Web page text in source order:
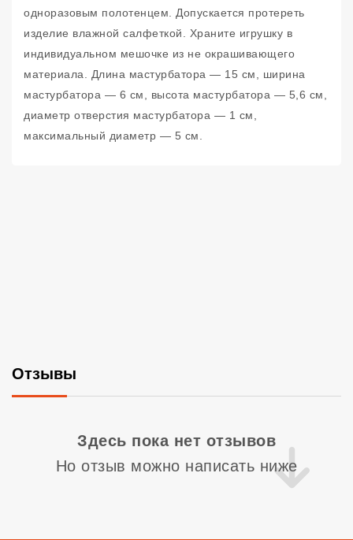
одноразовым полотенцем. Допускается протереть
изделие влажной салфеткой. Храните игрушку в
индивидуальном мешочке из не окрашивающего
материала. Длина мастурбатора — 15 см, ширина
мастурбатора — 6 см, высота мастурбатора — 5,6 см,
диаметр отверстия мастурбатора — 1 см,
максимальный диаметр — 5 см.
Отзывы
Здесь пока нет отзывов
Но отзыв можно написать ниже